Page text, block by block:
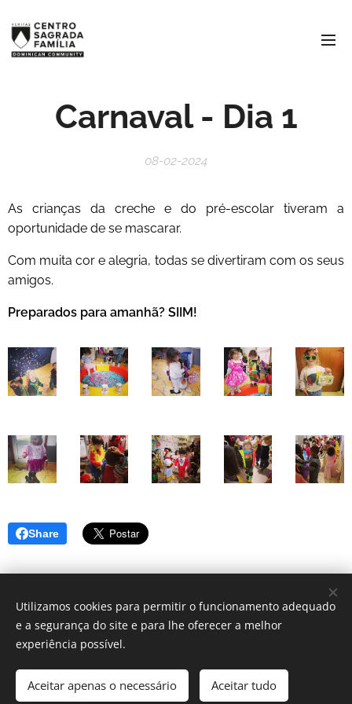
Carnaval - Dia 1
08-02-2024
As crianças da creche e do pré-escolar tiveram a
oportunidade de se mascarar.
Com muita cor e alegria, todas se divertiram com os seus
amigos.
Preparados para amanhã? SIIM!
Share
Cookies
Utilizamos cookies para permitir o funcionamento adequado
e a segurança do site e para lhe oferecer a melhor
experiência possível.
Aceitar apenas o necessário Aceitar tudo